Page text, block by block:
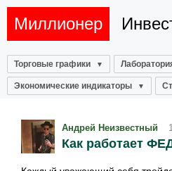
Миллионер
Торговые графики
Экономические индикаторы
Андрей Неизвестный
Как работает